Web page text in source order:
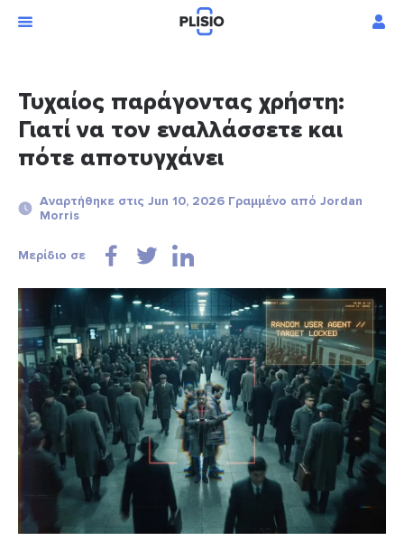
Τυχαίος παράγοντας χρήστη:
Γιατί να τον εναλλάσσετε και
πότε αποτυγχάνει
Αναρτήθηκε στις Jun 10, 2026 Γραμμένο από Jordan
Morris
Μερίδιο σε